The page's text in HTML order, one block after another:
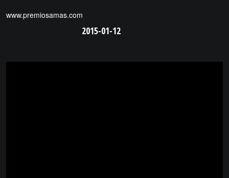
www.premiosamas.com
2015-01-12